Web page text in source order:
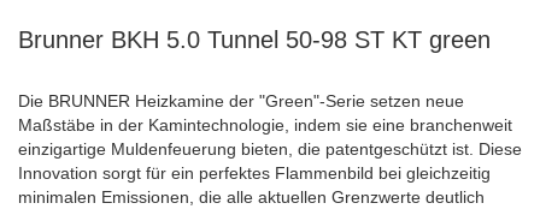
Brunner BKH 5.0 Tunnel 50-98 ST KT green
Die BRUNNER Heizkamine der "Green"-Serie setzen neue
Maßstäbe in der Kamintechnologie, indem sie eine branchenweit
einzigartige Muldenfeuerung bieten, die patentgeschützt ist. Diese
Innovation sorgt für ein perfektes Flammenbild bei gleichzeitig
minimalen Emissionen, die alle aktuellen Grenzwerte deutlich